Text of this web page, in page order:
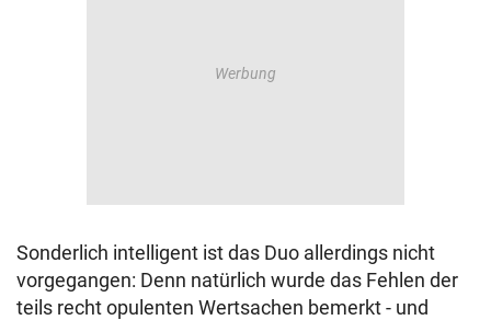
Sonderlich intelligent ist das Duo allerdings nicht
vorgegangen: Denn natürlich wurde das Fehlen der
teils recht opulenten Wertsachen bemerkt - und